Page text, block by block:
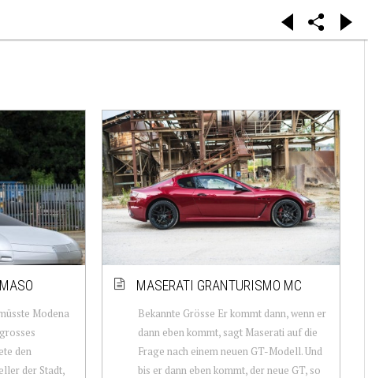
Modena
den
der Stadt,
MASERATI GRANTURISMO MC
Bekannte Grösse Er kommt dann, wenn er
dann eben kommt, sagt Maserati auf die
Frage nach einem neuen GT-Modell. Und
bis er dann eben kommt, der neue GT, so